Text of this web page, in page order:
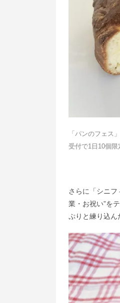
「パンのフェス
受付で1日10個限
さらに「シニ
業・お祝い”を
ぷりと練り込ん